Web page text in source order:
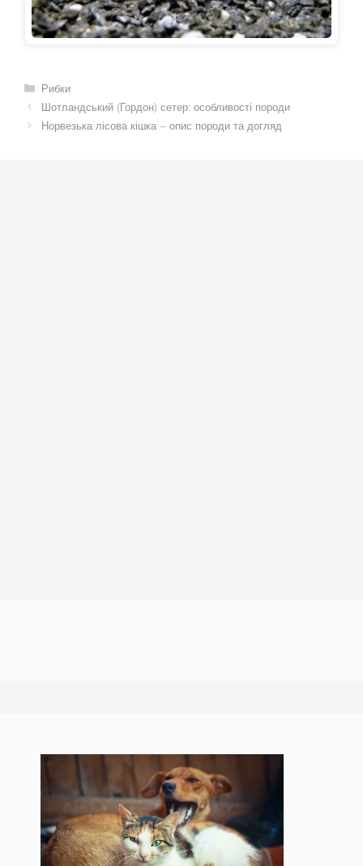
Категорії
Рибки
Шотландський (Гордон) сетер: особливості породи
Норвезька лісова кішка – опис породи та догляд